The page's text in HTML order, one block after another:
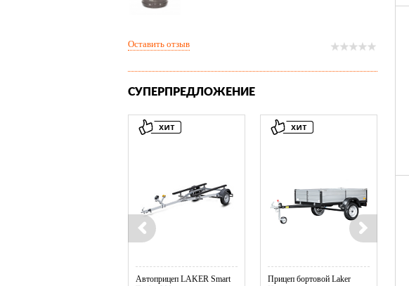
Оставить отзыв
СУПЕРПРЕДЛОЖЕНИЕ
Автоприцеп LAKER Smart
Прицеп бортовой Laker